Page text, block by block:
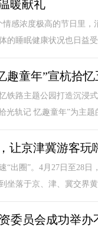
暖献礼
感浓度极高的节日里
的睡眠健康状况也日益
趣童年”宣杭拾
路主题公园打造沉浸
光轨记 忆趣童年”为主题
让京津冀游客玩
出圈”。4月27日至28
坐落于京、津、冀交界
委员会成功举